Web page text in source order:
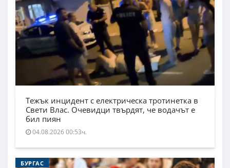
Тежък инцидент с електрическа тротинетка в
Свети Влас. Очевидци твърдят, че водачът е
бил пиян
04.08.2026 00:53ч.
БУРГАС